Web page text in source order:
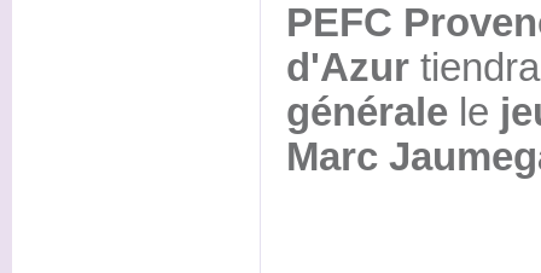
PEFC
d'Azur
généralele
Marc